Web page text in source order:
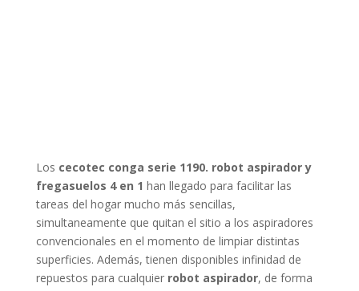
Los cecotec conga serie 1190. robot aspirador y
fregasuelos 4 en 1 han llegado para facilitar las
tareas del hogar mucho más sencillas,
simultaneamente que quitan el sitio a los aspiradores
convencionales en el momento de limpiar distintas
superficies. Además, tienen disponibles infinidad de
repuestos para cualquier robot aspirador, de forma